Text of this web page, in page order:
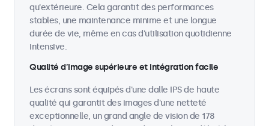
qu'extérieure. Cela garantit des performances
stables, une maintenance minime et une longue
durée de vie, même en cas d'utilisation quotidienne
intensive.
Qualité d’image supérieure et intégration facile
Les écrans sont équipés d'une dalle IPS de haute
qualité qui garantit des images d'une netteté
exceptionnelle, un grand angle de vision de 178